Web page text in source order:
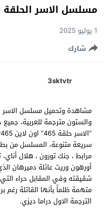
مسلسل الاسر الحلقة 465
1 يوليو 2025
شارك
3sktvtr
والستون مترجمة للعربية،
سريعة متنوعة، المسلسل من
مرابط ، جنك تورون ، هلال
أورهون وريث عائلة دميرهان
شقيقته وفي المقابل حراء
متهمة ظلماً بأنها القاتلة رغم
الترجمة الاول دراما ديزي.